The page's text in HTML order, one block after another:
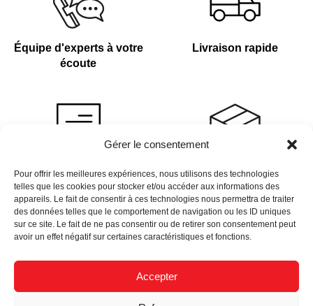
Gérer le consentement
Pour offrir les meilleures expériences, nous utilisons des technologies
telles que les cookies pour stocker et/ou accéder aux informations des
appareils. Le fait de consentir à ces technologies nous permettra de traiter
des données telles que le comportement de navigation ou les ID uniques
sur ce site. Le fait de ne pas consentir ou de retirer son consentement peut
avoir un effet négatif sur certaines caractéristiques et fonctions.
Accepter
Équipe d'experts à votre
écoute
Livraison rapide
Devis sur demande
Plus de 4 000 références
en stock
Newsletter